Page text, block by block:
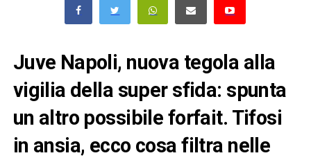
Juve Napoli, nuova tegola alla
vigilia della super sfida: spunta
un altro possibile forfait. Tifosi
in ansia, ecco cosa filtra nelle